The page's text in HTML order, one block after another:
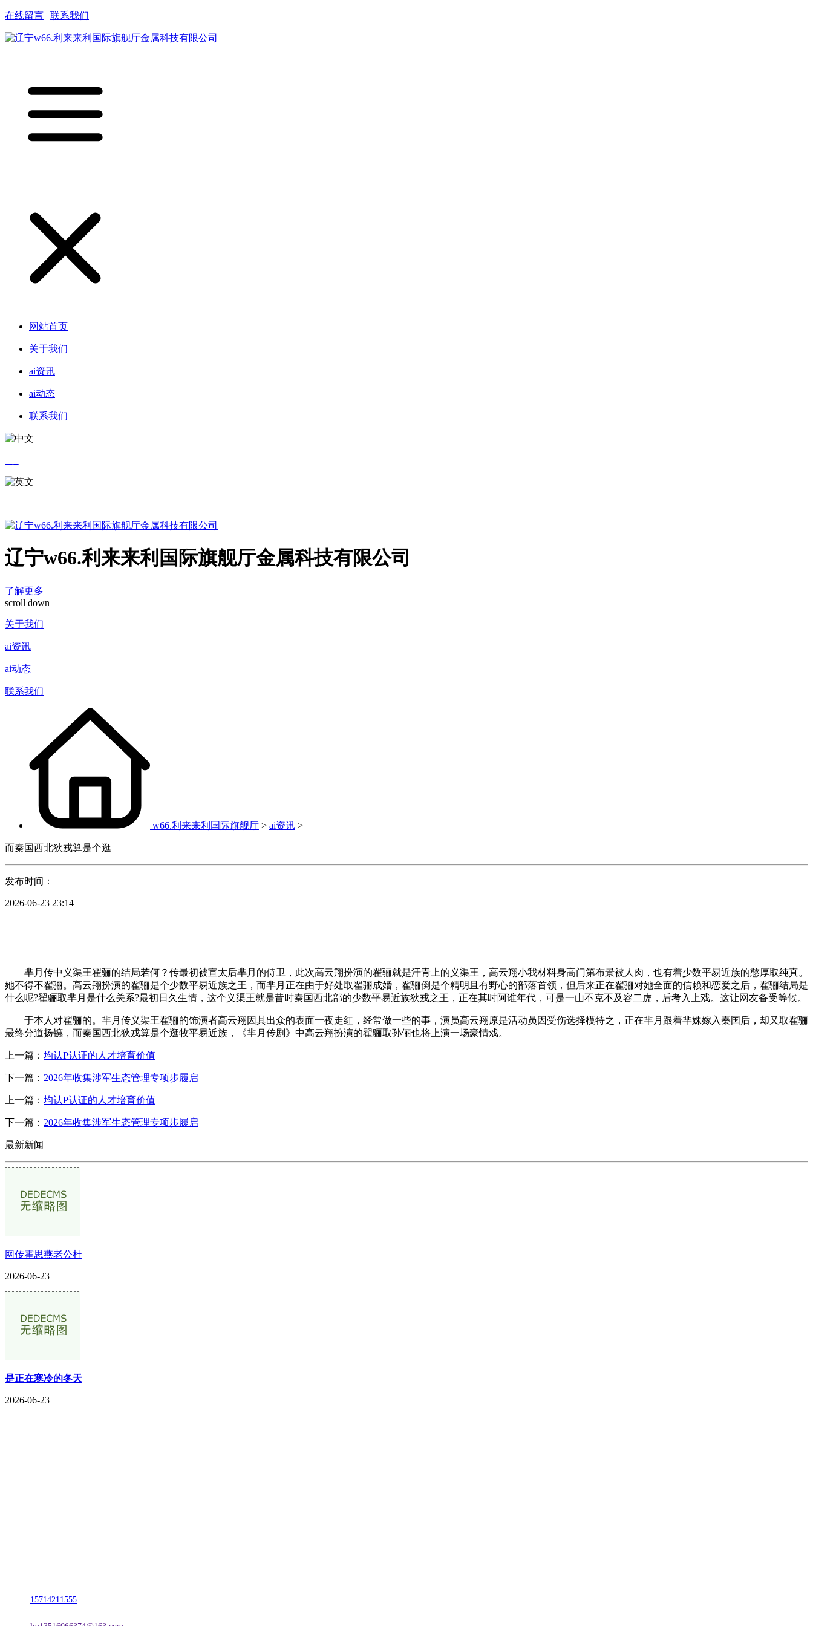
在线留言 联系我们
网站首页
关于我们
ai资讯
ai动态
联系我们
辽宁w66.利来来利国际旗舰厅金属科技有限公司
了解更多
scroll down
关于我们
ai资讯
ai动态
联系我们
w66.利来来利国际旗舰厅 > ai资讯 >
而秦国西北狄戎算是个逛
发布时间：
2026-06-23 23:14
芈月传中义渠王翟骊的结局若何？传最初被宣太后芈月的侍卫，此次高云翔扮演的翟骊就是汗青上的义渠王，高云翔小我材料身高门第布景被人肉，也有着少数平易近族的憨厚取纯真。
她不得不翟骊。高云翔扮演的翟骊是个少数平易近族之王，而芈月正在由于好处取翟骊成婚，翟骊倒是个精明且有野心的部落首领，但后来正在翟骊对她全面的信赖和恋爱之后，翟骊结局是
什么呢?翟骊取芈月是什么关系?最初日久生情，这个义渠王就是昔时秦国西北部的少数平易近族狄戎之王，正在其时阿谁年代，可是一山不克不及容二虎，后考入上戏。这让网友备受等候。
于本人对翟骊的。芈月传义渠王翟骊的饰演者高云翔因其出众的表面一夜走红，经常做一些的事，演员高云翔原是活动员因受伤选择模特之，正在芈月跟着芈姝嫁入秦国后，却又取翟骊
最终分道扬镳，而秦国西北狄戎算是个逛牧平易近族，《芈月传剧》中高云翔扮演的翟骊取孙俪也将上演一场豪情戏。
上一篇： 均认P认证的人才培育价值
下一篇： 2026年收集涉军生态管理专项步履启
上一篇： 均认P认证的人才培育价值
下一篇： 2026年收集涉军生态管理专项步履启
最新新闻
网传霍思燕老公杜
2026-06-23
是正在寒冷的冬天
2026-06-23
15714211555